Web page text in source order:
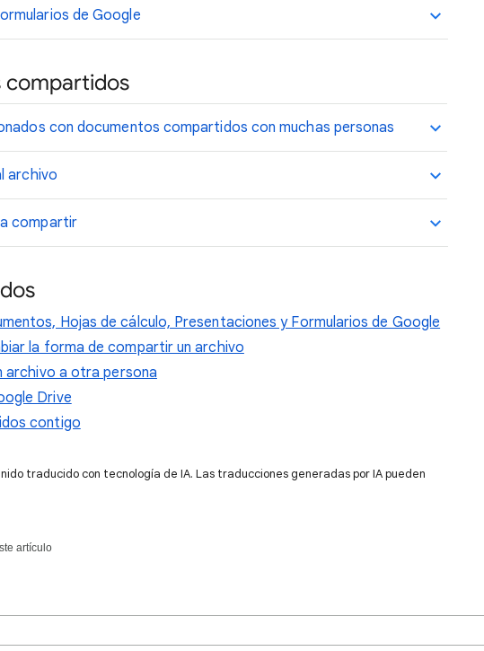
de Google
compartidos
con documentos compartidos con muchas personas
archivo
compartir
Hojas de cálculo, Presentaciones y Formularios de Google
la forma de compartir un archivo
archivo a otra persona
Drive
contigo
traducido con tecnología de IA. Las traducciones generadas por IA pueden
artículo